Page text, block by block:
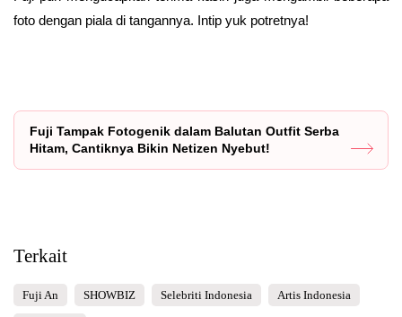
foto dengan piala di tangannya. Intip yuk potretnya!
Fuji Tampak Fotogenik dalam Balutan Outfit Serba
Hitam, Cantiknya Bikin Netizen Nyebut!
Terkait
Fuji An SHOWBIZ Selebriti Indonesia Artis Indonesia